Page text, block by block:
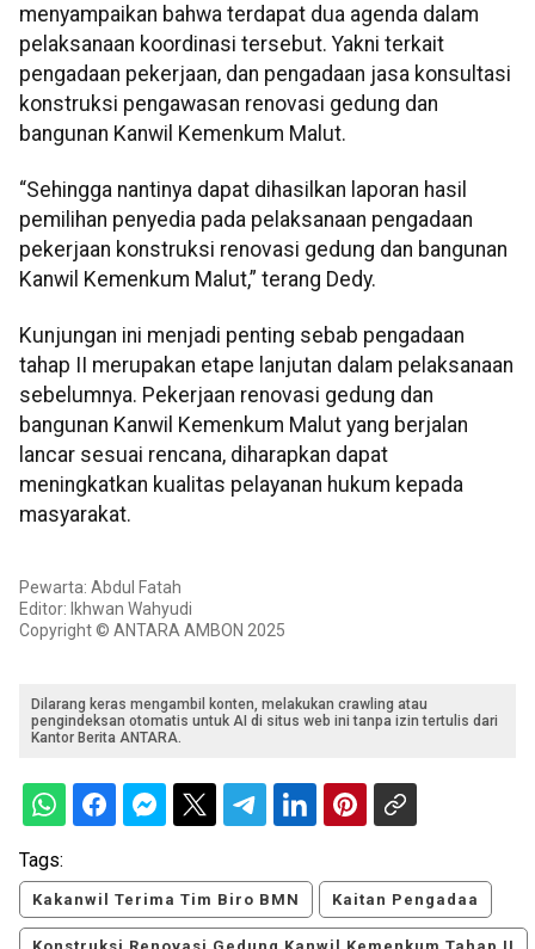
menyampaikan bahwa terdapat dua agenda dalam
pelaksanaan koordinasi tersebut. Yakni terkait
pengadaan pekerjaan, dan pengadaan jasa konsultasi
konstruksi pengawasan renovasi gedung dan
bangunan Kanwil Kemenkum Malut.
“Sehingga nantinya dapat dihasilkan laporan hasil
pemilihan penyedia pada pelaksanaan pengadaan
pekerjaan konstruksi renovasi gedung dan bangunan
Kanwil Kemenkum Malut,” terang Dedy.
Kunjungan ini menjadi penting sebab pengadaan
tahap II merupakan etape lanjutan dalam pelaksanaan
sebelumnya. Pekerjaan renovasi gedung dan
bangunan Kanwil Kemenkum Malut yang berjalan
lancar sesuai rencana, diharapkan dapat
meningkatkan kualitas pelayanan hukum kepada
masyarakat.
Pewarta: Abdul Fatah
Editor: Ikhwan Wahyudi
Copyright © ANTARA AMBON 2025
Dilarang keras mengambil konten, melakukan crawling atau
pengindeksan otomatis untuk AI di situs web ini tanpa izin tertulis dari
Kantor Berita ANTARA.
Tags:
Kakanwil Terima Tim Biro BMN Kaitan Pengadaa